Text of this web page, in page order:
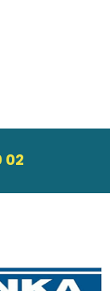
02